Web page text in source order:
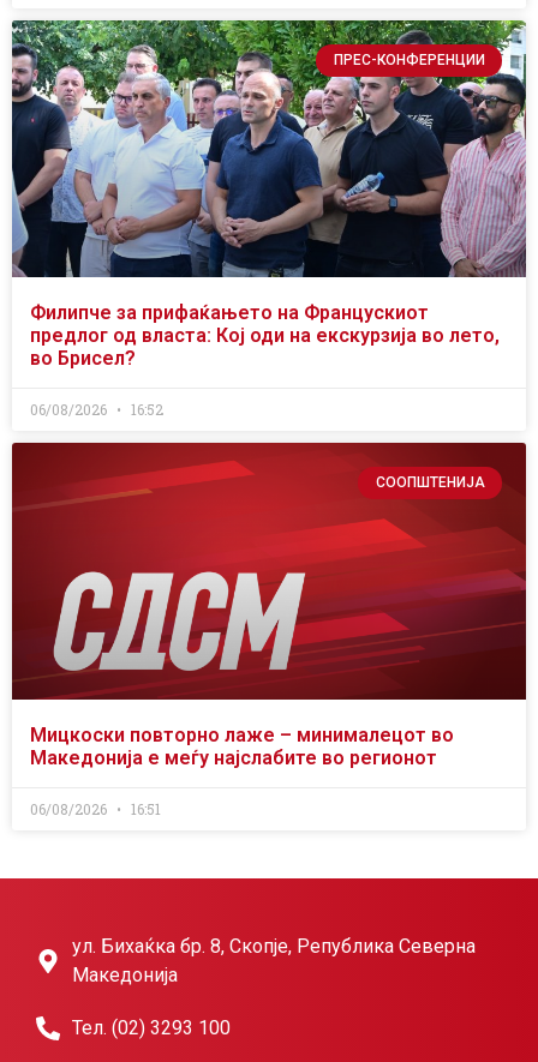
ПРЕС-КОНФЕРЕНЦИИ
Филипче за прифаќањето на Францускиот
предлог од власта: Кој оди на екскурзија во лето,
во Брисел?
06/08/2026 16:52
СООПШТЕНИЈА
Мицкоски повторно лаже – минималецот во
Македонија е меѓу најслабите во регионот
06/08/2026 16:51
ул. Бихаќка бр. 8, Скопје, Република Северна
Македонија
Тел. (02) 3293 100